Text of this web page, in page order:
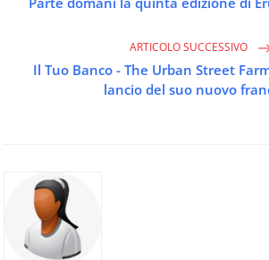
ARTICOLO SUCCESSIVO
Il Tuo Banco - The Urban Street
lancio del suo nuovo